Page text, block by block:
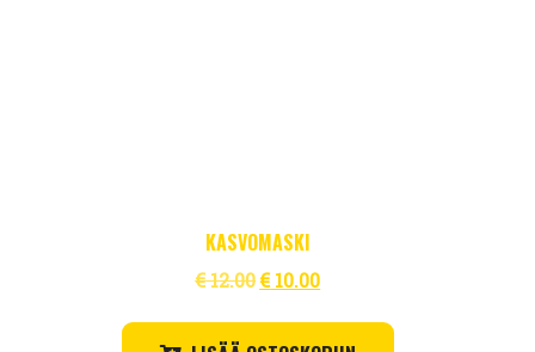
KASVOMASKI
€12.00Alkuperäinen
€10.00Nykyinen